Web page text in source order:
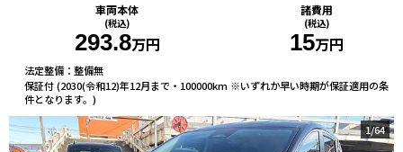
車両本体
(税込)
293.8万円
諸費用
(税込)
15万円
法定整備：整備無
保証付 (2030(令和12)年12月まで・100000km ※いずれか早い時期が保証適用の条
件となります。)
1/64